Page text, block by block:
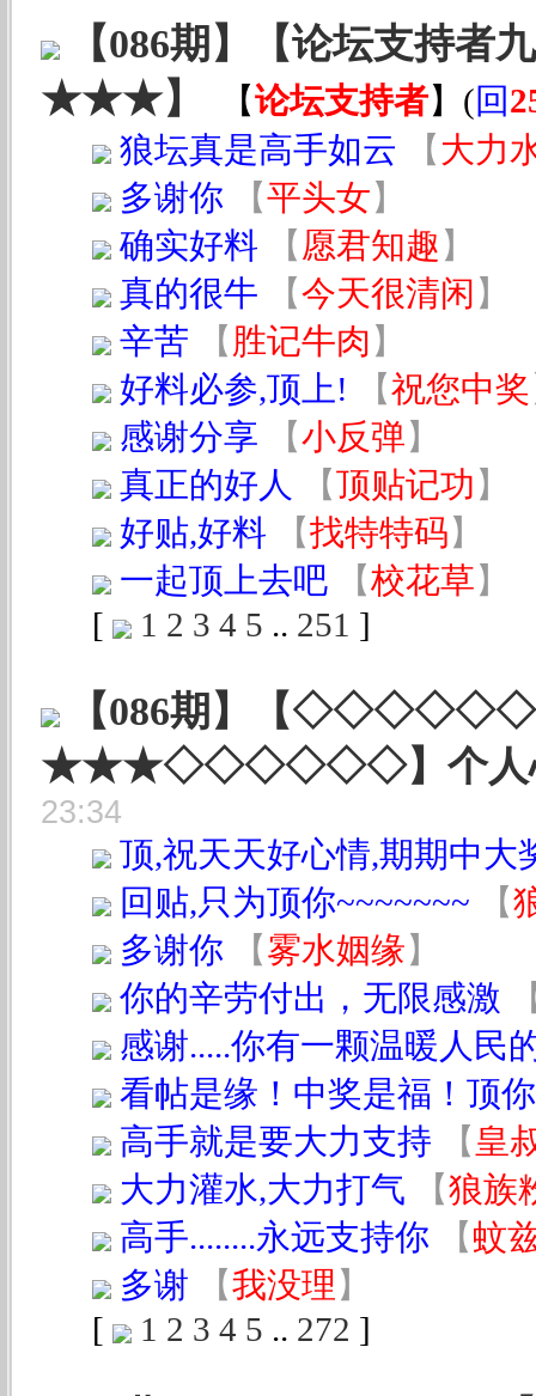
【086期】【论坛支持
★★★】
【论坛支持者】 (回
狼坛真是高手如云
【 大力
多谢你
【平头女】
确实好料
【 愿君知趣 】
真的很牛
【今天很清闲 】
辛苦
【 胜记牛肉 】
好料必参,顶上!
【祝您中奖
感谢分享
【小反弹】
真正的好人
【顶贴记功 】
好贴,好料
【找特特码】
一起顶上去吧
【校花草】
[
1 2 3 4 5 .. 251 ]
【086期】【
★★★◇◇◇◇◇◇】个人
23:34
顶,祝天天好心情,期期中大
回贴,只为顶你~~~~~~~
【
多谢你
【雾水姻缘】
你的辛劳付出，无限感激
感谢.....你有一颗温暖人民
看帖是缘！中奖是福！顶
高手就是要大力支持
【 皇
大力灌水,大力打气
【狼族
高手........永远支持你
【蚊
多谢
【我没理 】
[
1 2 3 4 5 .. 272 ]